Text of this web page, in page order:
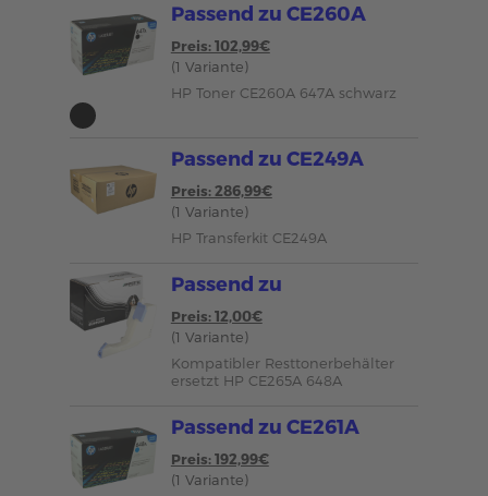
Passend zu CE260A
Preis: 102,99€
(1 Variante)
HP Toner CE260A 647A schwarz
Passend zu CE249A
Preis: 286,99€
(1 Variante)
HP Transferkit CE249A
Passend zu
Preis: 12,00€
(1 Variante)
Kompatibler Resttonerbehälter
ersetzt HP CE265A 648A
Passend zu CE261A
Preis: 192,99€
(1 Variante)